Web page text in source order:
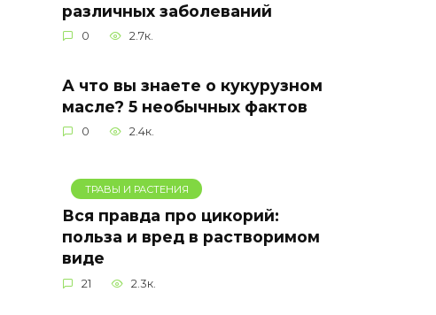
различных заболеваний
0 2.7к.
А что вы знаете о кукурузном
масле? 5 необычных фактов
0 2.4к.
ТРАВЫ И РАСТЕНИЯ
Вся правда про цикорий:
польза и вред в растворимом
виде
21 2.3к.